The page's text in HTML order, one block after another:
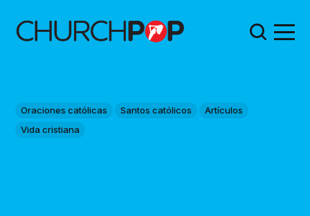
Oraciones católicas Santos católicos
Artículos
Vida cristiana